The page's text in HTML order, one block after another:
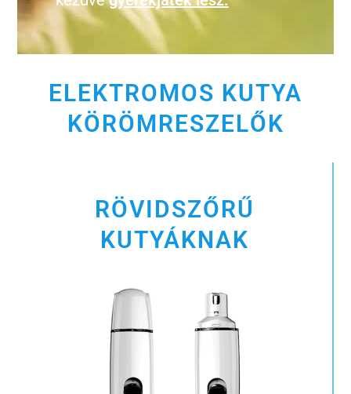
ELEKTROMOS KUTYA
KÖRÖMRESZELŐK
RÖVIDSZŐRŰ
KUTYÁKNAK